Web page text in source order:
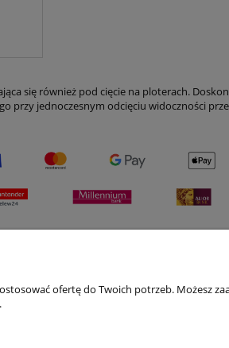
się również pod cięcie na ploterach.
przy jednoczesnym odcięciu widoczności
i dostawa Informacje
ofertę do Twoich potrzeb. Możesz